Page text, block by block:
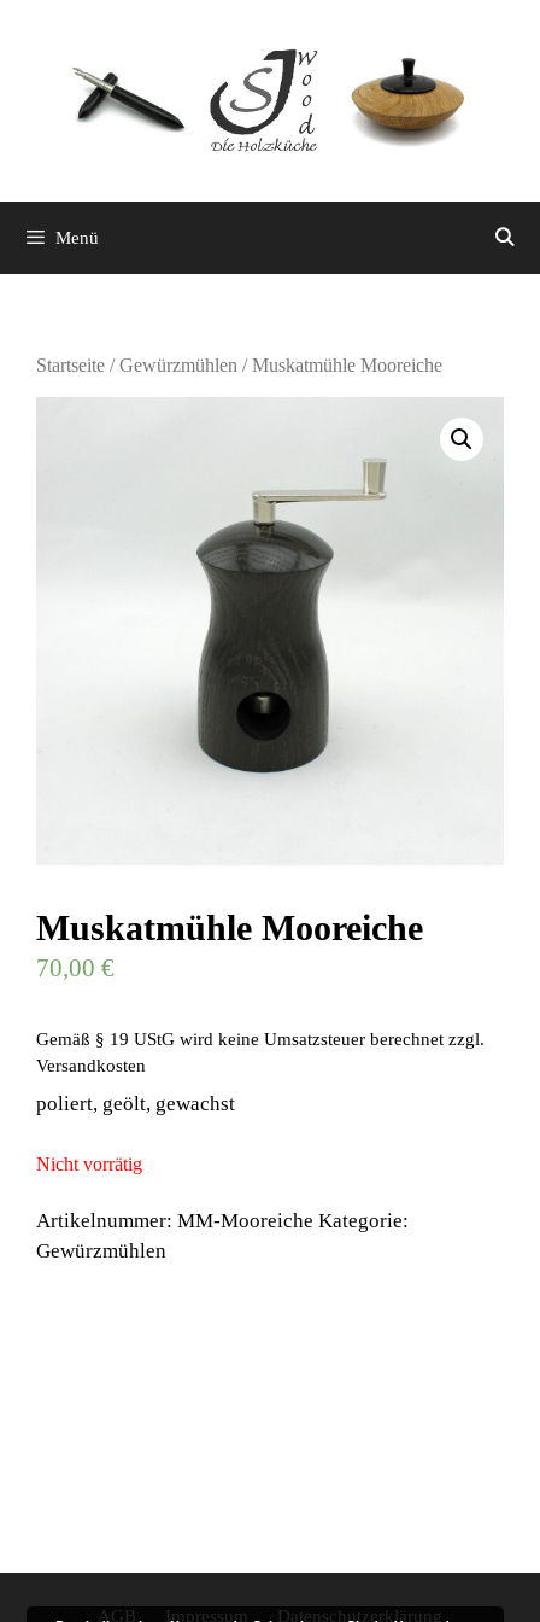
springen
Menü
Startseite /Gewürzmühlen / Muskatmühle Mooreiche
Muskatmühle Mooreiche
70,00 €
Gemäß § 19 UStG wird keine Umsatzsteuer berechnet zzgl.
Versandkosten
poliert, geölt, gewachst
Nicht vorrätig
Artikelnummer: MM-Mooreiche Kategorie:
Gewürzmühlen
AGB Impressum Datenschutzerklärung